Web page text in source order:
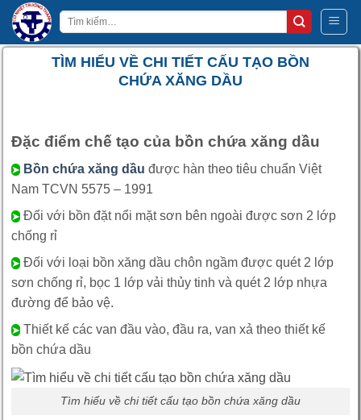
Bỏ
qua
nội
Tìm
kiếm:
TÌM HIỂU VỀ CHI TIẾT CẤU TẠO BỒN
CHỨA XĂNG DẦU
Đặc điểm chế tạo của bồn chứa xăng dầu
➤ Bồn chứa xăng dầu được hàn theo tiêu chuẩn Việt
Nam TCVN 5575 – 1991
➤ Đối với bồn đặt nổi mặt sơn bên ngoài được sơn 2 lớp
chống rỉ
➤ Đối với loại bồn xăng dầu chôn ngầm được quét 2 lớp
sơn chống rỉ, bọc 1 lớp vải thủy tinh và quét 2 lớp nhựa
đường để bảo vệ.
➤ Thiết kế các van đầu vào, đầu ra, van xả theo thiết kế
bồn chứa dầu
Tìm hiểu về chi tiết cấu tạo bồn chứa xăng dầu